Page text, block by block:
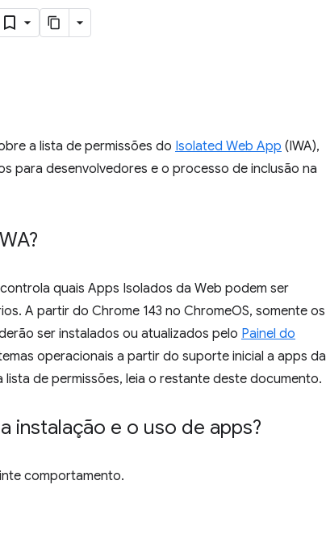
a lista de permissões do Isolated Web App (IWA),
para desenvolvedores e o processo de inclusão na
quais Apps Isolados da Web podem ser
A partir do Chrome 143 no ChromeOS, somente os
ser instalados ou atualizados pelo Painel do
operacionais a partir do suporte inicial a apps da
de permissões, leia o restante deste documento.
instalação e o uso de apps?
comportamento.